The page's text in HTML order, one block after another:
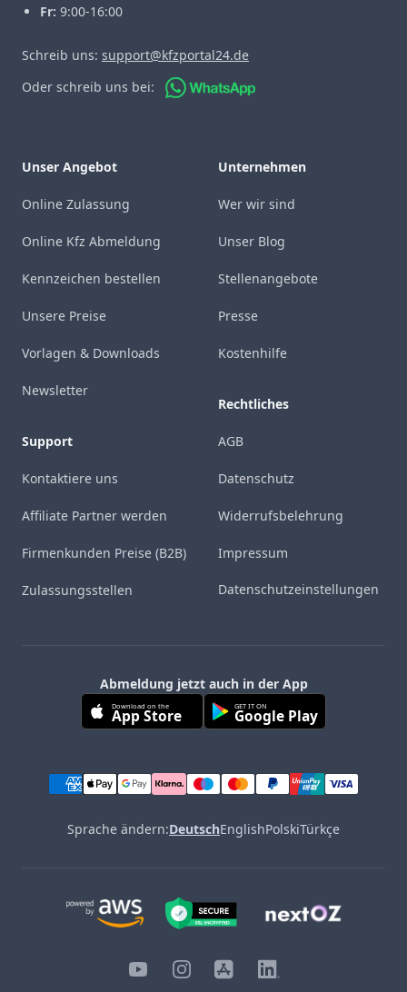
Fr: 9:00-16:00
Schreib uns: support@kfzportal24.de
Oder schreib uns bei:
Unser Angebot
Online Zulassung
Online Kfz Abmeldung
Kennzeichen bestellen
Unsere Preise
Vorlagen & Downloads
Newsletter
Support
Kontaktiere uns
Affiliate Partner werden
Firmenkunden Preise (B2B)
Zulassungsstellen
Unternehmen
Wer wir sind
Unser Blog
Stellenangebote
Presse
Kostenhilfe
Rechtliches
AGB
Datenschutz
Widerrufsbelehrung
Impressum
Datenschutzeinstellungen
Abmeldung jetzt auch in der App
Download on the
App Store GET IT ON
Google Play
Sprache ändern:DeutschEnglishPolskiTürkçe
YouTubeInstagram
iOS LinkedIn